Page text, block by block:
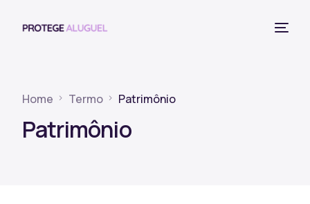
Home Termo Patrimônio
Patrimônio